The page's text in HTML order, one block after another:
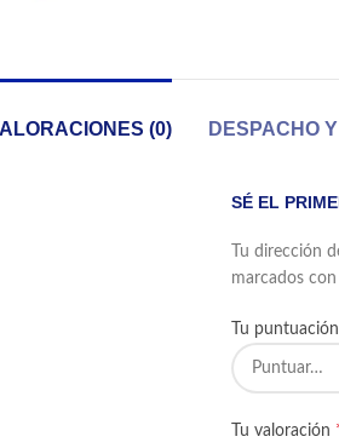
(0) DESPACHO
SÉ EL
Tu dirección
marcados con
Tu puntuación
Tu valoración